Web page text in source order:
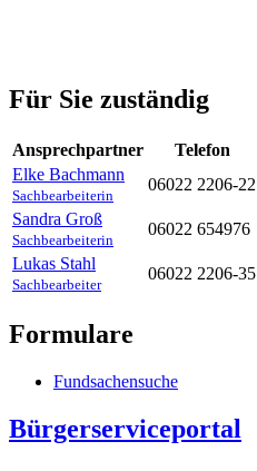
Für Sie zuständig
Ansprechpartner Telefon
Elke Bachmann
Sachbearbeiterin
06022 2206-22
Sandra Groß
Sachbearbeiterin
06022 654976
Lukas Stahl
Sachbearbeiter
06022 2206-35
Formulare
Fundsachensuche
Bürgerserviceportal